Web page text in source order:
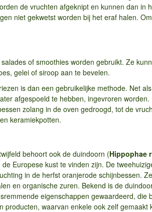
de vruchten afgeknipt en kunnen dan in
niet gekwetst worden bij het eraf halen.
of smoothies worden gebruikt. Ze
gelei of siroop aan te bevelen.
is dan een gebruikelijke methode. Net
afgespoeld te hebben, ingevroren
zolang in de oven gedroogd, tot de
keramiekpotten.
behoort ook de duindoorn (Hippophae
Europese kust te vinden zijn. De
in de herfst oranjerode schijnbessen.
en organische zuren. Bekend is de
eigenschappen gewaardeerd, die
waarvan enkele ook zelf gemaakt